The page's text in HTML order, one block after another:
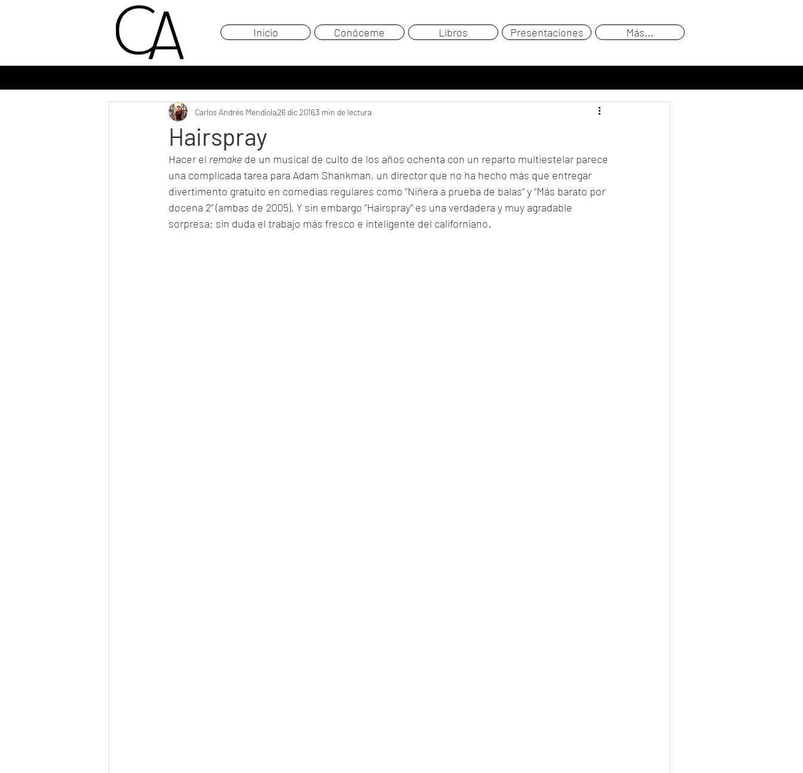
Inicio Conóceme Libros Presentaciones Más...
Hairspray
Carlos Andrés Mendiola26 dic 20163 min de lectura
Hacer el remake de un musical de culto de los años ochenta con un reparto multiestelar parece
una complicada tarea para Adam Shankman, un director que no ha hecho más que entregar
divertimento gratuito en comedias regulares como “Niñera a prueba de balas” y “Más barato por
docena 2” (ambas de 2005). Y sin embargo “Hairspray” es una verdadera y muy agradable
sorpresa; sin duda el trabajo más fresco e inteligente del californiano.